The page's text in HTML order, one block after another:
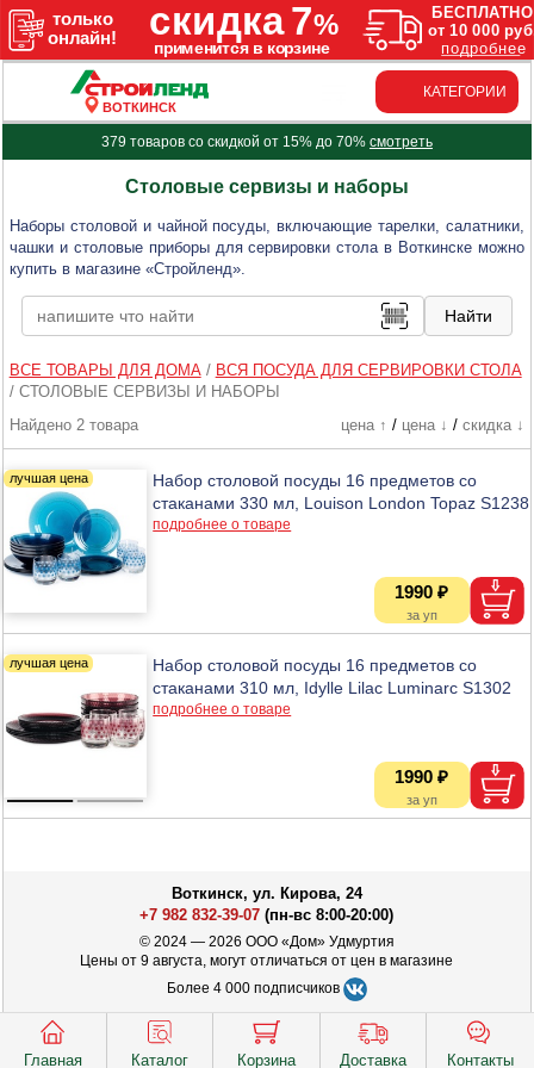
ВОТКИНСК
КАТЕГОРИИ
Главная Каталог Корзина Доставка Контакты
379 товаров со скидкой от 15% до 70% смотреть
Столовые сервизы и наборы
Наборы столовой и чайной посуды, включающие тарелки, салатники,
чашки и столовые приборы для сервировки стола в Воткинске можно
купить в магазине «Стройленд».
ВСЕ ТОВАРЫ ДЛЯ ДОМА/ ВСЯ ПОСУДА ДЛЯ СЕРВИРОВКИ СТОЛА
/ СТОЛОВЫЕ СЕРВИЗЫ И НАБОРЫ
Найдено 2 товара
цена ↑ / цена ↓ / скидка ↓
Набор столовой посуды 16 предметов со
стаканами 330 мл, Louison London Topaz S1238
подробнее о товаре
1990 ₽
Набор столовой посуды 16 предметов со
стаканами 310 мл, Idylle Lilac Luminarc S1302
подробнее о товаре
1990 ₽
Воткинск, ул. Кирова, 24
+7 982 832-39-07 (пн-вс 8:00-20:00)
© 2024 — 2026 ООО «Дом» Удмуртия
Цены от 9 августа, могут отличаться от цен в магазине
Более 4 000 подписчиков